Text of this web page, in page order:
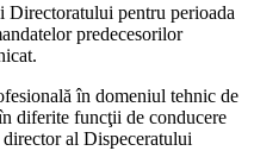
Directoratului pentru perioada
predecesorilor
în domeniul tehnic de
diferite funcţii de conducere
al Dispeceratului